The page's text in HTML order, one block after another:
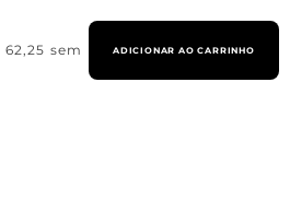
62 ,25 sem
ADICIONAR AO CARRINHO